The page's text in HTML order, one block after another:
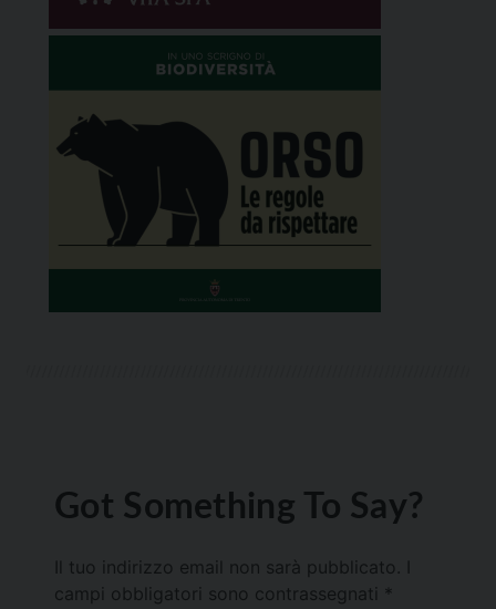
Got Something To Say?
Il tuo indirizzo email non sarà pubblicato.
campi obbligatori sono contrassegnati *